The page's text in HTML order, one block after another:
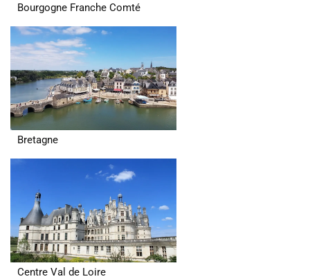
Bourgogne Franche Comté
Bretagne
Centre Val de Loire